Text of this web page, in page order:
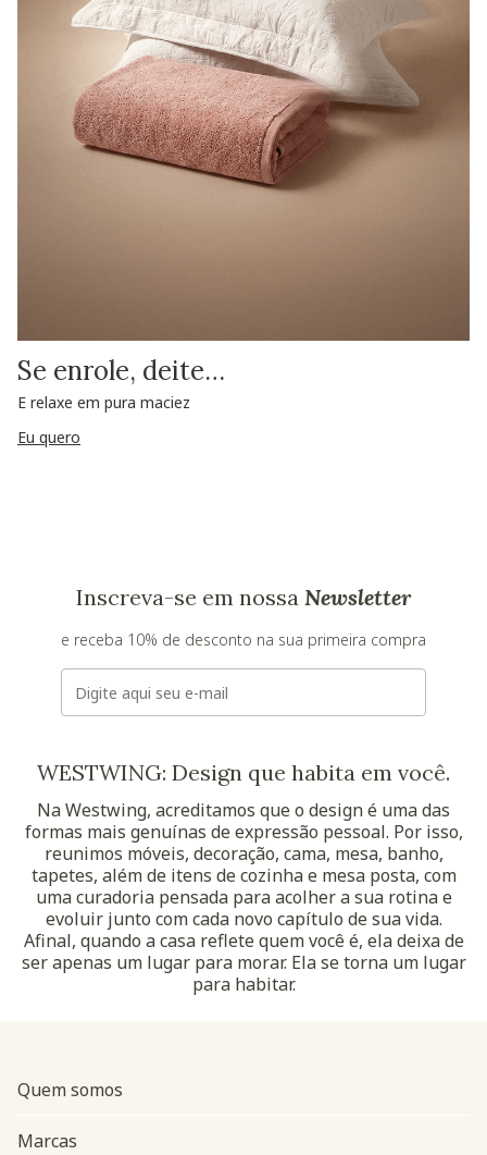
Se enrole, deite…
E relaxe em pura maciez
Eu quero
Inscreva-se em nossa Newsletter
e receba 10% de desconto na sua primeira compra
E-mail
WESTWING: Design que habita em você.
Na Westwing, acreditamos que o design é uma das
formas mais genuínas de expressão pessoal. Por isso,
reunimos móveis, decoração, cama, mesa, banho,
tapetes, além de itens de cozinha e mesa posta, com
uma curadoria pensada para acolher a sua rotina e
evoluir junto com cada novo capítulo de sua vida.
Afinal, quando a casa reflete quem você é, ela deixa de
ser apenas um lugar para morar. Ela se torna um lugar
para habitar.
Quem somos
Marcas